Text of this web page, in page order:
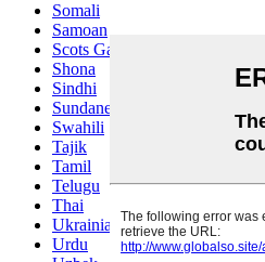
Somali
Samoan
Scots Gaelic
Shona
Sindhi
Sundanese
Swahili
Tajik
Tamil
Telugu
Thai
Ukrainian
Urdu